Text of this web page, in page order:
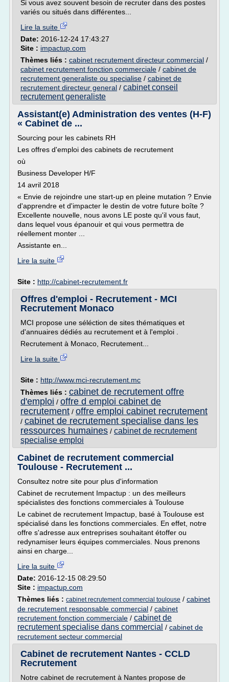
Si vous avez souvent besoin de recruter dans des postes
variés ou situés dans différentes...
Lire la suite
Date: 2016-12-24 17:43:27
Site : impactup.com
Thèmes liés : cabinet recrutement directeur commercial /
cabinet recrutement fonction commerciale / cabinet de
recrutement generaliste ou specialise / cabinet de
recrutement directeur general / cabinet conseil
recrutement generaliste
Assistant(e) Administration des ventes (H-F)
« Cabinet de ...
Sourcing pour les cabinets RH
Les offres d'emploi des cabinets de recrutement
où
Business Developer H/F
14 avril 2018
« Envie de rejoindre une start-up en pleine mutation ? Envie
d'apprendre et d'impacter le destin de votre future boîte ?
Excellente nouvelle, nous avons LE poste qu'il vous faut,
dans lequel vous épanouir et qui vous permettra de
réellement monter ...
Assistante en...
Lire la suite
Site : http://cabinet-recrutement.fr
Offres d'emploi - Recrutement - MCI
Recrutement Monaco
MCI propose une séléction de sites thématiques et
d'annuaires dédiés au recrutement et à l'emploi .
Recrutement à Monaco, Recrutement...
Lire la suite
Site : http://www.mci-recrutement.mc
Thèmes liés : cabinet de recrutement offre
d'emploi / offre d emploi cabinet de
recrutement / offre emploi cabinet recrutement
/ cabinet de recrutement specialise dans les
ressources humaines / cabinet de recrutement
specialise emploi
Cabinet de recrutement commercial
Toulouse - Recrutement ...
Consultez notre site pour plus d'information
Cabinet de recrutement Impactup : un des meilleurs
spécialistes des fonctions commerciales à Toulouse
Le cabinet de recrutement Impactup, basé à Toulouse est
spécialisé dans les fonctions commerciales. En effet, notre
offre s'adresse aux entreprises souhaitant étoffer ou
redynamiser leurs équipes commerciales. Nous prenons
ainsi en charge...
Lire la suite
Date: 2016-12-15 08:29:50
Site : impactup.com
Thèmes liés : cabinet recrutement commercial toulouse / cabinet
de recrutement responsable commercial / cabinet
recrutement fonction commerciale / cabinet de
recrutement specialise dans commercial / cabinet de
recrutement secteur commercial
Cabinet de recrutement Nantes - CCLD
Recrutement
Notre cabinet de recrutement à Nantes propose de